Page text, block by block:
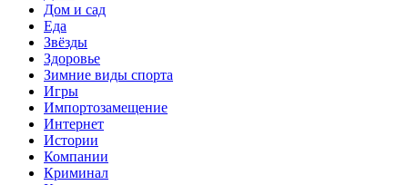
Дом и сад
Еда
Звёзды
Здоровье
Зимние виды спорта
Игры
Импортозамещение
Интернет
Истории
Компании
Криминал